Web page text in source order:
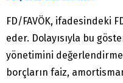
FD/FAVÖK, ifadesindeki
eder. Dolayısıyla bu
yönetimini
borçların faiz,